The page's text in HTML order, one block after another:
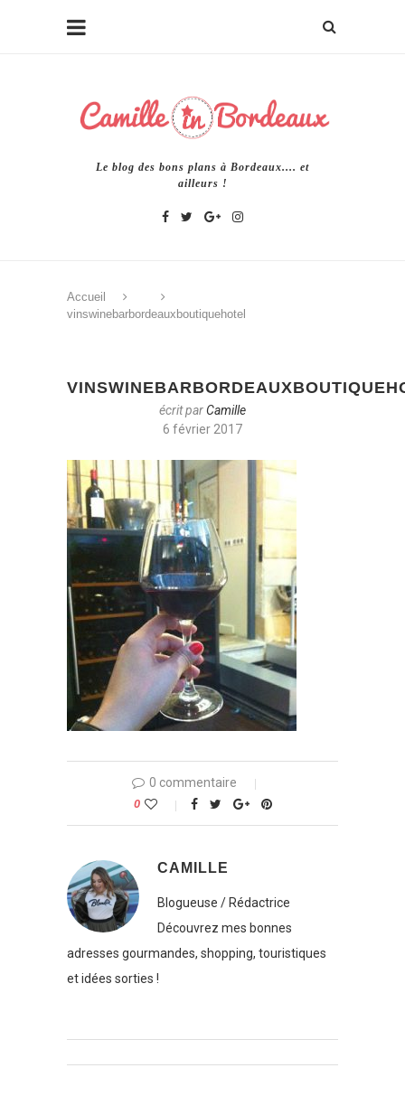
Le blog des bons plans à Bordeaux.... et
ailleurs !
Accueil
vinswinebarbordeauxboutiquehotel
écrit parCamille
6 février 2017
0 commentaire
0
CAMILLE
Blogueuse / Rédactrice
Découvrez mes bonnes
adresses gourmandes, shopping, touristiques
et idées sorties !